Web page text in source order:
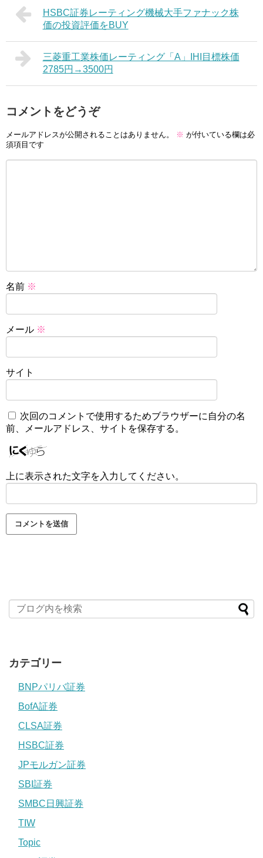
HSBC証券レーティング機械大手ファナック株
価の投資評価をBUY
三菱重工業株価レーティング「A」IHI目標株価
2785円→3500円
コメントをどうぞ
メールアドレスが公開されることはありません。 ※ が付いている欄は必
須項目です
名前 ※
メール ※
サイト
次回のコメントで使用するためブラウザーに自分の名
前、メールアドレス、サイトを保存する。
上に表示された文字を入力してください。
カテゴリー
BNPパリバ証券
BofA証券
CLSA証券
HSBC証券
JPモルガン証券
SBI証券
SMBC日興証券
TIW
Topic